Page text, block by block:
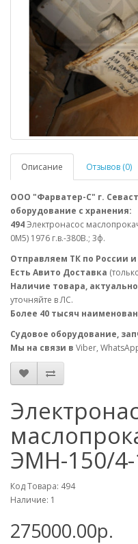
Описание Отзывов (0)
ООО "Фарватер-С" г.
оборудование с хранения:
494Электронасос
0М5) 1976 г.в.-380В.; 3ф.
Отправляем ТК по России и
Есть Авито Доставка
Наличие товара,
уточняйте в ЛС.
Более 40 тысяч
Судовое оборудование,
Мы на связи в Viber,
ЭМН-150/4-
Код Товара: 494
Наличие: 1
275000.00р.